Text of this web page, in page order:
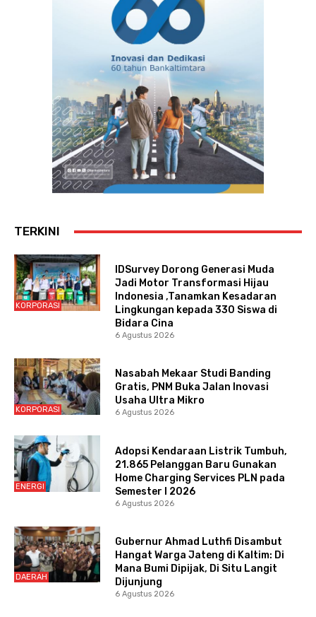
TERKINI
KORPORASI
IDSurvey Dorong Generasi Muda
Jadi Motor Transformasi Hijau
Indonesia ,Tanamkan Kesadaran
Lingkungan kepada 330 Siswa di
Bidara Cina
6 Agustus 2026
KORPORASI
Nasabah Mekaar Studi Banding
Gratis, PNM Buka Jalan Inovasi
Usaha Ultra Mikro
6 Agustus 2026
ENERGI
Adopsi Kendaraan Listrik Tumbuh,
21.865 Pelanggan Baru Gunakan
Home Charging Services PLN pada
Semester I 2026
6 Agustus 2026
DAERAH
Gubernur Ahmad Luthfi Disambut
Hangat Warga Jateng di Kaltim: Di
Mana Bumi Dipijak, Di Situ Langit
Dijunjung
6 Agustus 2026